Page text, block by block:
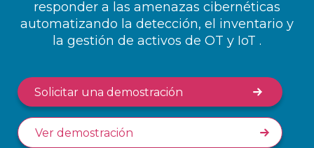
responder a las amenazas cibernéticas
automatizando la detección, el inventario y
la gestión de activos de OT y IoT .
Solicitar una demostración
Ver demostración